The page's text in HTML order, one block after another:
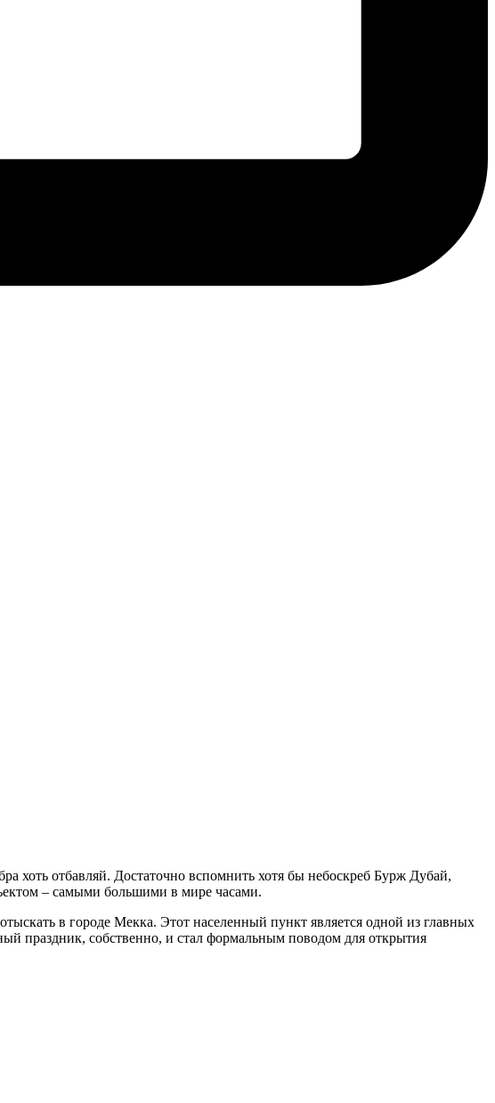
хоть отбавляй. Достаточно вспомнить хотя бы небоскреб Бурж Дубай,
– самыми большими в мире часами.
в городе Мекка. Этот населенный пункт является одной из главных
праздник, собственно, и стал формальным поводом для открытия